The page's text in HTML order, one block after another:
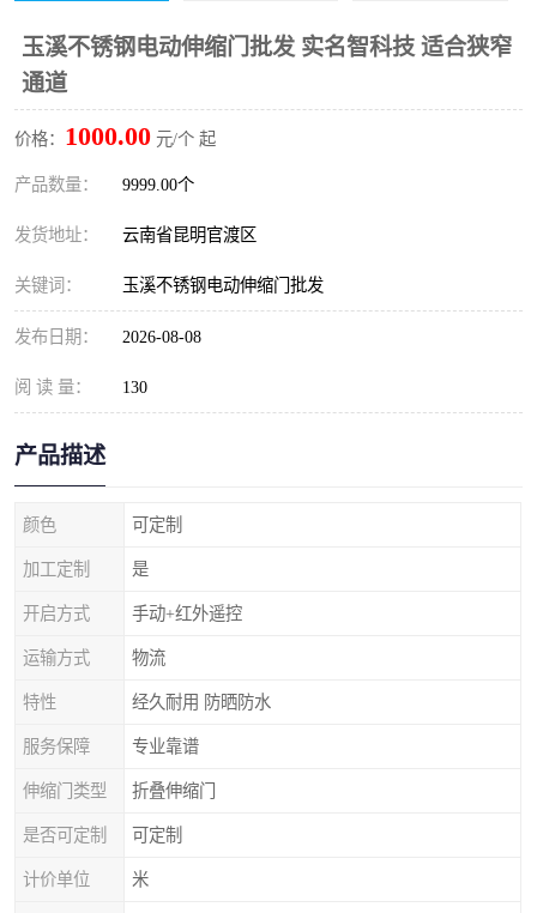
玉溪不锈钢电动伸缩门批发 实名智科技 适合狭窄
通道
价格： 1000.00 元/个 起
产品数量： 9999.00个
发货地址： 云南省昆明官渡区
关键词： 玉溪不锈钢电动伸缩门批发
发布日期： 2026-08-08
阅 读 量： 130
产品描述
颜色 可定制
加工定制 是
开启方式 手动+红外遥控
运输方式 物流
特性 经久耐用 防晒防水
服务保障 专业靠谱
伸缩门类型 折叠伸缩门
是否可定制 可定制
计价单位 米